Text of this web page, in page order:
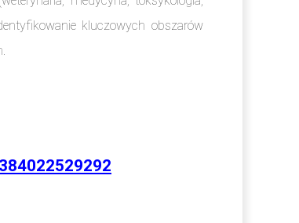
kluczowych obszarów